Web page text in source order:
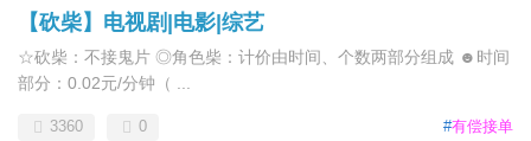
【砍柴】电视剧|电影|综艺
☆砍柴：不接鬼片 ◎角色柴：计价由时间、个数两部分组成 ☻时间
部分：0.02元/分钟（ ...
#有偿接单
3360 0